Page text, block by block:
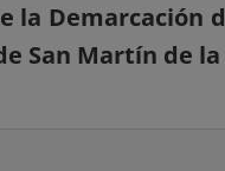
la Demarcación
San Martín de